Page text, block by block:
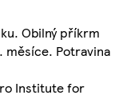
Obilný příkrm
měsíce. Potravina
Institute for